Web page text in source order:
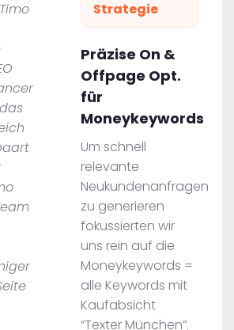
Strategie
Präzise On &
Offpage Opt.
für
Moneykeywords
Um schnell
relevante
Neukundenanfragen
zu generieren
fokussierten wir
uns rein auf die
Moneykeywords =
alle Keywords mit
Kaufabsicht
“Texter München”.